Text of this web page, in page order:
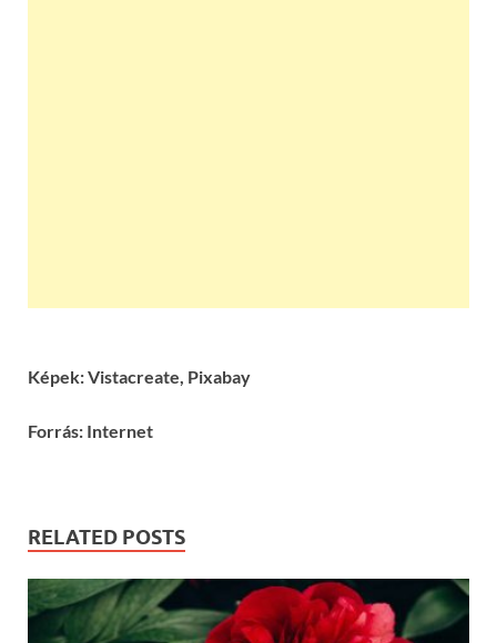
Képek: Vistacreate, Pixabay
Forrás: Internet
RELATED POSTS